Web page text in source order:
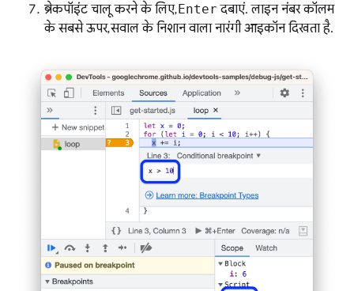
ब्रेकपॉइंट चालू करने के लिए,Enter दबाएं. लाइन नंबर कॉलम
के सबसे ऊपर, सवाल के निशान वाला नारंगी आइकॉन दिखता है.